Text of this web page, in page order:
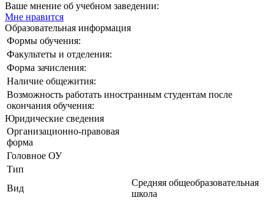
Ваше мнение об учебном заведении:
Мне нравится
Образовательная информация
Формы обучения:
Факультеты и отделения:
Форма зачисления:
Наличие общежития:
Возможность работать иностранным студентам после
окончания обучения:
Юридические сведения
Организационно-правовая
форма
Головное ОУ
Тип
Вид
Средняя общеобразовательная
школа